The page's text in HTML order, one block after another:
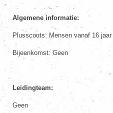
Algemene informatie:
Plusscouts: Mensen vanaf 16 jaar
Bijeenkomst: Geen
Leidingteam:
Geen